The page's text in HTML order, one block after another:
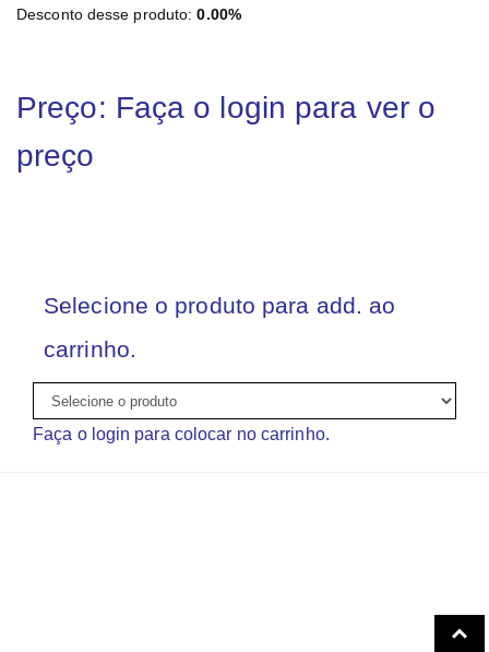
Desconto desse produto:0.00%
Preço: Faça o login para ver o
preço
Selecione o produto para add. ao
carrinho.
Faça o login para colocar no carrinho.